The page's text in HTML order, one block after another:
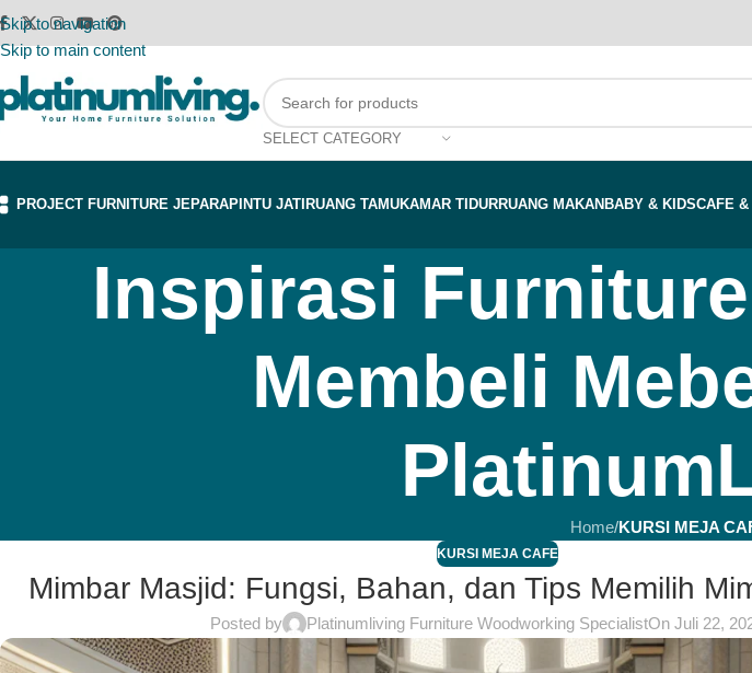
Skip to navigation
Skip to main content
SELECT CATEGORY
PROJECT FURNITURE JEPARAPINTU JATI RUANG TAMUKAMAR TIDURRUANG MAKAN BABY & KIDSCAFE &
Inspirasi
Membeli
Home/KURSI MEJA
KURSI MEJA CAFE
Mimbar Masjid: Fungsi, Bahan, dan Tips Memilih
Posted by Platinumliving Furniture Woodworking SpecialistOn Juli 22,